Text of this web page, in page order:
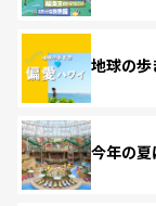
地球の
今年の夏